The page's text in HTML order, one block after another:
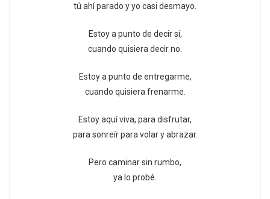
tú ahí parado y yo casi desmayo.
Estoy a punto de decir sí,
cuando quisiera decir no.
Estoy a punto de entregarme,
cuando quisiera frenarme.
Estoy aquí viva, para disfrutar,
para sonreír para volar y abrazar.
Pero caminar sin rumbo,
ya lo probé.